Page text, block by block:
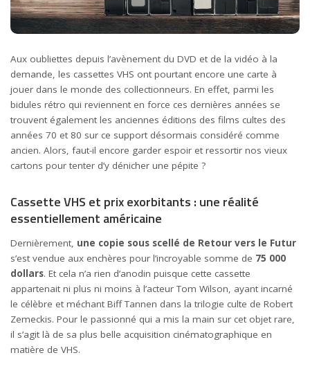
Aux oubliettes depuis l’avènement du DVD et de la vidéo à la
demande, les cassettes VHS ont pourtant encore une carte à
jouer dans le monde des collectionneurs. En effet, parmi les
bidules rétro qui reviennent en force ces dernières années se
trouvent également les anciennes éditions des films cultes des
années 70 et 80 sur ce support désormais considéré comme
ancien. Alors, faut-il encore garder espoir et ressortir nos vieux
cartons pour tenter d’y dénicher une pépite ?
Cassette VHS et prix exorbitants : une réalité
essentiellement américaine
Dernièrement, une copie sous scellé de Retour vers le Futur
s’est vendue aux enchères pour l’incroyable somme de 75 000
dollars. Et cela n’a rien d’anodin puisque cette cassette
appartenait ni plus ni moins à l’acteur Tom Wilson, ayant incarné
le célèbre et méchant Biff Tannen dans la trilogie culte de Robert
Zemeckis. Pour le passionné qui a mis la main sur cet objet rare,
il s’agit là de sa plus belle acquisition cinématographique en
matière de VHS.